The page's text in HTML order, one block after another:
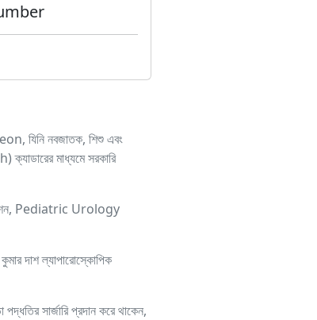
যিনি নবজাতক, শিশু এবং
ক্যাডারের মাধ্যমে সরকারি
Pediatric Urology
দাশ ল্যাপারোস্কোপিক
সার্জারি প্রদান করে থাকেন,